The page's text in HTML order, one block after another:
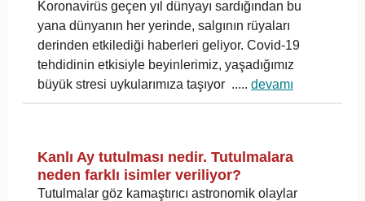
Koronavirüs geçen yıl dünyayı sardığından bu
yana dünyanın her yerinde, salgının rüyaları
derinden etkilediği haberleri geliyor. Covid-19
tehdidinin etkisiyle beyinlerimiz, yaşadığımız
büyük stresi uykularımıza taşıyor ..... devamı
Kanlı Ay tutulması nedir. Tutulmalara
neden farklı isimler veriliyor?
Tutulmalar göz kamaştırıcı astronomik olaylar